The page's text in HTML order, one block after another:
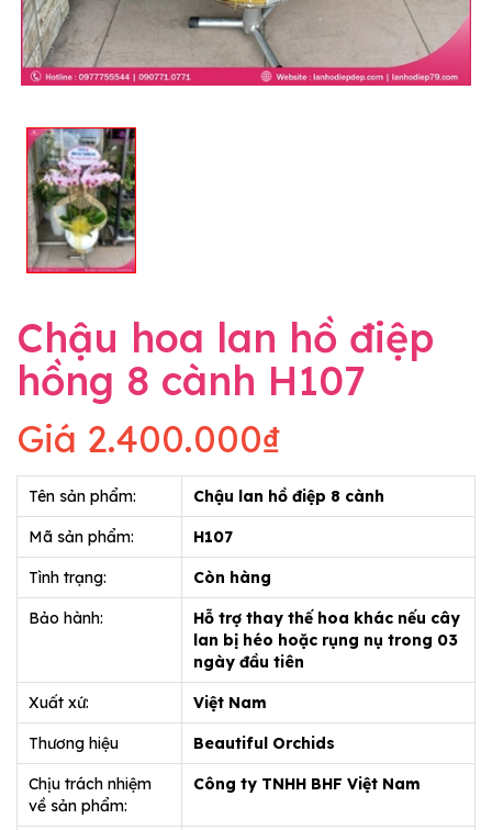
Chậu hoa lan hồ điệp
hồng 8 cành H107
Giá 2.400.000₫
Tên sản phẩm: Chậu lan hồ điệp 8 cành
Mã sản phẩm: H107
Tình trạng: Còn hàng
Bảo hành:
Hỗ trợ thay thế hoa khác nếu cây
lan bị héo hoặc rụng nụ trong 03
ngày đầu tiên
Xuất xứ: Việt Nam
Thương hiệu Beautiful Orchids
Chịu trách nhiệm
về sản phẩm:
Công ty TNHH BHF Việt Nam